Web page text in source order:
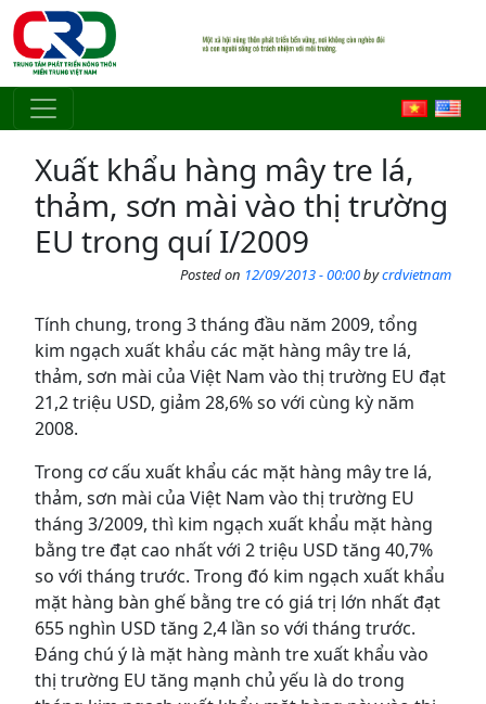
Skip to main content
Xuất khẩu hàng mây tre lá,
thảm, sơn mài vào thị trường
EU trong quí I/2009
Posted on 12/09/2013 - 00:00bycrdvietnam
Tính chung, trong 3 tháng đầu năm 2009, tổng
kim ngạch xuất khẩu các mặt hàng mây tre lá,
thảm, sơn mài của Việt Nam vào thị trường EU đạt
21,2 triệu USD, giảm 28,6% so với cùng kỳ năm
2008.
Trong cơ cấu xuất khẩu các mặt hàng mây tre lá,
thảm, sơn mài của Việt Nam vào thị trường EU
tháng 3/2009, thì kim ngạch xuất khẩu mặt hàng
bằng tre đạt cao nhất với 2 triệu USD tăng 40,7%
so với tháng trước. Trong đó kim ngạch xuất khẩu
mặt hàng bàn ghế bằng tre có giá trị lớn nhất đạt
655 nghìn USD tăng 2,4 lần so với tháng trước.
Đáng chú ý là mặt hàng mành tre xuất khẩu vào
thị trường EU tăng mạnh chủ yếu là do trong